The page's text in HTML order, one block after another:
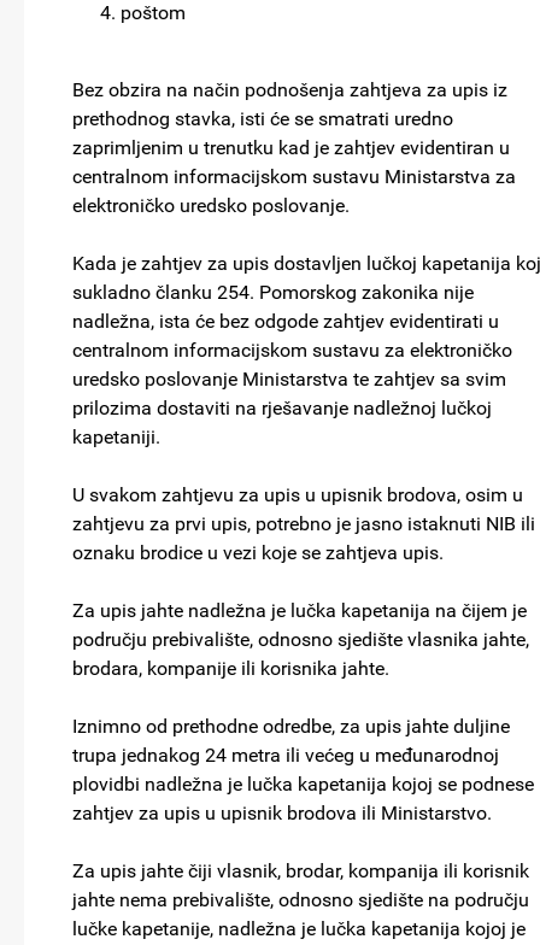
poštom
Bez obzira na način podnošenja zahtjeva za upis iz
prethodnog stavka, isti će se smatrati uredno
zaprimljenim u trenutku kad je zahtjev evidentiran u
centralnom informacijskom sustavu Ministarstva za
elektroničko uredsko poslovanje.
Kada je zahtjev za upis dostavljen lučkoj kapetanija
sukladno članku 254. Pomorskog zakonika nije
nadležna, ista će bez odgode zahtjev evidentirati u
centralnom informacijskom sustavu za elektroničko
uredsko poslovanje Ministarstva te zahtjev sa svim
prilozima dostaviti na rješavanje nadležnoj lučkoj
kapetaniji.
U svakom zahtjevu za upis u upisnik brodova, osim u
zahtjevu za prvi upis, potrebno je jasno istaknuti NIB ili
oznaku brodice u vezi koje se zahtjeva upis.
Za upis jahte nadležna je lučka kapetanija na čijem je
području prebivalište, odnosno sjedište vlasnika jahte,
brodara, kompanije ili korisnika jahte.
Iznimno od prethodne odredbe, za upis jahte duljine
trupa jednakog 24 metra ili većeg u međunarodnoj
plovidbi nadležna je lučka kapetanija kojoj se podnese
zahtjev za upis u upisnik brodova ili Ministarstvo.
Za upis jahte čiji vlasnik, brodar, kompanija ili korisnik
jahte nema prebivalište, odnosno sjedište na području
lučke kapetanije, nadležna je lučka kapetanija kojoj je